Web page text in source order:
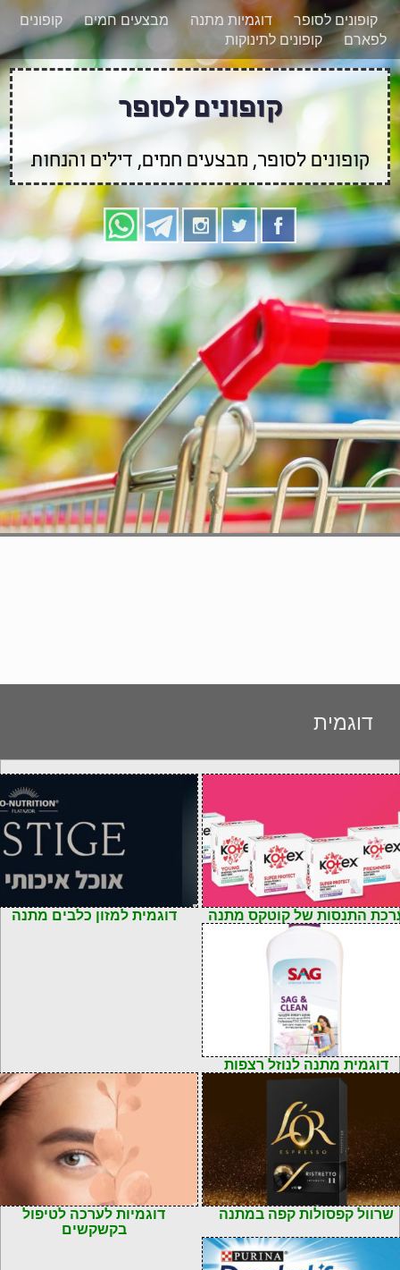
רוצים להישאר מעודכנים לגבי קופונים חדשים?
הצטרפו אלינו גם
בוואטסאפ
קופונים לסופר דוגמיות מתנה מבצעים חמים
קופונים
לפארם
קופונים לתינוקות
קופונים לסופר
קופונים לסופר, מבצעים חמים, דילים והנחות
דוגמית
התנסות של קוטקס מתנה דוגמית למזון כלבים מתנה
דוגמית מתנה לנוזל רצפות
שרוול קפסולות קפה במתנה
דוגמיות לערכה לטיפול
בקשקשים